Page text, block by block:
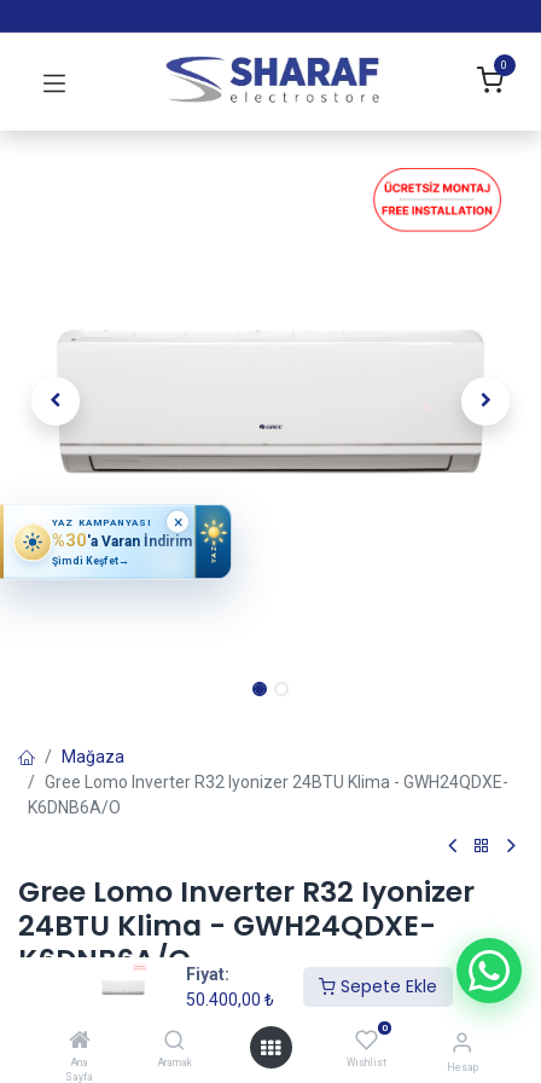
Fiyat:
50.400,00 ₺
Sepete Ekle
Ana
Sayfa
Aramak
0
Wishlist Hesap
0
Mağaza
Gree Lomo Inverter R32 Iyonizer 24BTU Klima - GWH24QDXE-
K6DNB6A/O
Gree Lomo Inverter R32 Iyonizer
24BTU Klima - GWH24QDXE-
K6DNB6A/O
(0 incele)
50.400,00 ₺
YAZ KAMPANYASI
%30'a Varan İndirim
Şimdi Keşfet→ YAZ
×